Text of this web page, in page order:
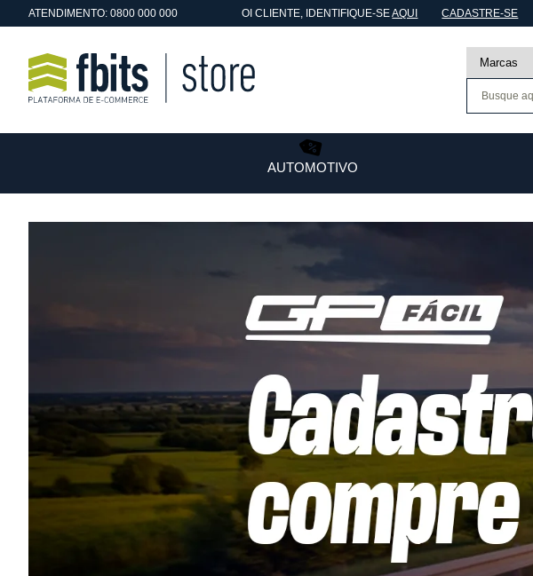
ATENDIMENTO: 0800 000 000 OICLIENTE, IDENTIFIQUE-SEAQUI CADASTRE-SE
AUTOMOTIVO